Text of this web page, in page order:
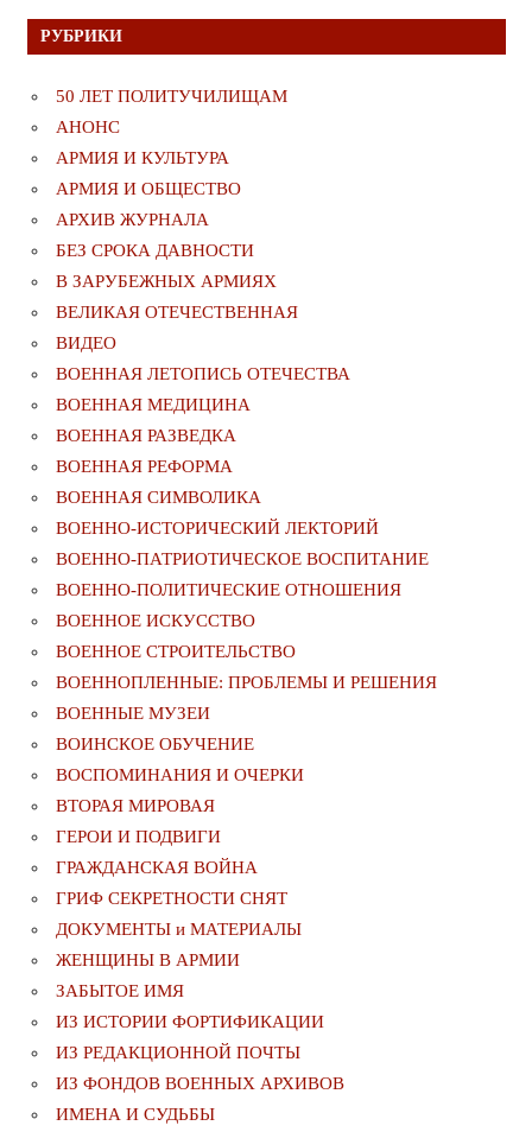
РУБРИКИ
50 ЛЕТ ПОЛИТУЧИЛИЩАМ
АНОНС
АРМИЯ И КУЛЬТУРА
АРМИЯ И ОБЩЕСТВО
АРХИВ ЖУРНАЛА
БЕЗ СРОКА ДАВНОСТИ
В ЗАРУБЕЖНЫХ АРМИЯХ
ВЕЛИКАЯ ОТЕЧЕСТВЕННАЯ
ВИДЕО
ВОЕННАЯ ЛЕТОПИСЬ ОТЕЧЕСТВА
ВОЕННАЯ МЕДИЦИНА
ВОЕННАЯ РАЗВЕДКА
ВОЕННАЯ РЕФОРМА
ВОЕННАЯ СИМВОЛИКА
ВОЕННО-ИСТОРИЧЕСКИЙ ЛЕКТОРИЙ
ВОЕННО-ПАТРИОТИЧЕСКОЕ ВОСПИТАНИЕ
ВОЕННО-ПОЛИТИЧЕСКИE ОТНОШЕНИЯ
ВОЕННОЕ ИСКУССТВО
ВОЕННОЕ СТРОИТЕЛЬСТВО
ВОЕННОПЛЕННЫЕ: ПРОБЛЕМЫ И РЕШЕНИЯ
ВОЕННЫЕ МУЗЕИ
ВОИНСКОЕ ОБУЧЕНИЕ
ВОСПОМИНАНИЯ И ОЧЕРКИ
ВТОРАЯ МИРОВАЯ
ГЕРОИ И ПОДВИГИ
ГРАЖДАНСКАЯ ВОЙНА
ГРИФ СЕКРЕТНОСТИ СНЯТ
ДОКУМЕНТЫ и МАТЕРИАЛЫ
ЖЕНЩИНЫ В АРМИИ
ЗАБЫТОЕ ИМЯ
ИЗ ИСТОРИИ ФОРТИФИКАЦИИ
ИЗ РЕДАКЦИОННОЙ ПОЧТЫ
ИЗ ФОНДОВ ВОЕННЫХ АРХИВОВ
ИМЕНА И СУДЬБЫ